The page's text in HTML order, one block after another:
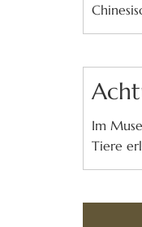
Im
Tiere